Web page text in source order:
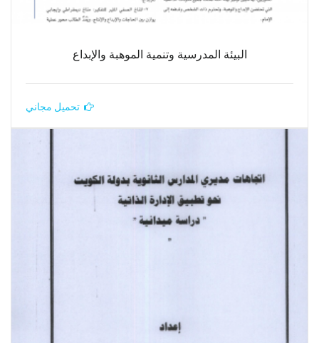
البيئة المدرسية وتنمية الموهبة والإبداع
تحميل مجاني